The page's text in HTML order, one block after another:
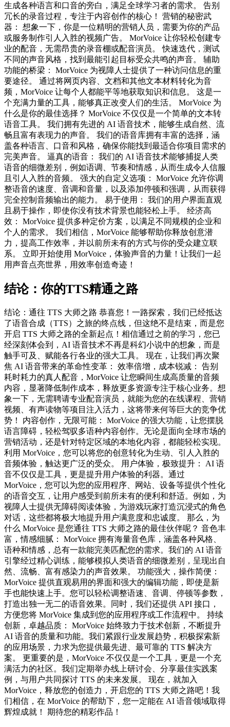
生成各种语言和口音的旁白，满足全球学习者的需求。 告别
冗长的录音过程，专注于内容创作的核心！ 营销的秘密武
器： 想象一下，你是一位精明的营销人员，需要为你的产品
或服务制作引人入胜的视频广告。 MorVoice 让你轻松创建专
业的配音，无需昂贵的录音棚或配音演员。 快速迭代，测试
不同的声音风格，找到最能引起目标受众共鸣的声音。 辅助
功能的桥梁： MorVoice 为视障人士提供了一种访问信息的重
要途径。 通过将网页内容、文档和其他文本材料转化为音
频，MorVoice 让每个人都能平等地获取知识和信息。 这是一
个充满力量的工具，能够真正改变人们的生活。 MorVoice 为
什么是你的最佳选择？ MorVoice 不仅仅是一个简单的文本转
语音工具。 我们拥有先进的 AI 语音技术，能够生成自然、流
畅且富有表现力的声音。 我们的语音库拥有丰富的选择，涵
盖各种语言、口音和风格，确保你能找到最适合你项目需求的
完美声音。 逼真的语音： 我们的 AI 语音技术能够捕捉人类
语音的细微差别，例如语调、节奏和情感，从而生成令人信服
且引人入胜的音频。 强大的自定义选项： MorVoice 允许你调
整语音的速度、音调和音量，以及添加停顿和强调，从而获得
完全控制音频输出的能力。 易于使用： 我们的用户界面直观
且易于操作，即使你没有技术背景也能轻松上手。 经济高
效： MorVoice 提供多种定价方案，以满足不同规模的企业和
个人的需求。 我们相信，MorVoice 能够帮助你释放创意潜
力，提高工作效率，并以前所未有的方式与你的受众建立联
系。 立即开始使用 MorVoice，体验声音的力量！让我们一起
用声音点亮世界，用效率创造奇迹！
结论：你的TTS精通之路
结论：通往 TTS 大师之路 恭喜您！一路探索，我们已经抵达
了语音合成（TTS）之旅的终点线，但这绝不是结束，而是您
开启 TTS 大师之路的全新起点！相信通过之前的学习，您已
经深刻体会到，AI 语音技术不再是科幻小说中的想象，而是
触手可及、赋能各行各业的强大工具。 现在，让我们再次聚
焦 AI 语音带来的革命性变革： 效率倍增，成本锐减： 告别
耗时耗力的真人配音，MorVoice 让您瞬间生成高质量的音频
内容，显著降低制作成本，释放更多资源专注于核心业务。想
象一下，无需聘请专业配音演员，就能为您的在线课程、营销
视频、有声读物等项目注入活力，这将带来何等巨大的竞争优
势！ 内容创作，无限可能： MorVoice 的强大功能，让您摆脱
语言障碍，轻松驾驭多语种内容创作。无论是面向全球市场的
营销活动，还是针对特定区域的本地化内容，都能轻松实现。
利用 MorVoice，您可以将您的创意转化为生动、引人入胜的
音频体验，触达更广泛的受众。 用户体验，极致提升： AI 语
音不仅仅是工具，更是提升用户体验的利器。通过
MorVoice，您可以为您的应用程序、网站、设备等提供个性化
的语音交互，让用户感受到前所未有的便利和舒适。例如，为
视障人士提供无障碍阅读体验，为游戏玩家打造沉浸式的角色
对话，这些都将极大地提升用户满意度和忠诚度。 那么，为
什么 MorVoice 是您通往 TTS 大师之路的最佳伙伴呢？ 音色丰
富，情感细腻： MorVoice 拥有海量音色库，涵盖各种风格、
语种和情感，总有一款能完美匹配您的需求。我们的 AI 语音
引擎经过精心训练，能够模拟人类语音的细微差别，呈现出自
然、流畅、富有感染力的声音效果。 功能强大，操作简便：
MorVoice 提供直观易用的界面和强大的编辑功能，即使是新
手也能快速上手。您可以轻松调整语速、音调、停顿等参数，
打造出独一无二的语音效果。同时，我们还提供 API 接口，
方便您将 MorVoice 集成到您的应用程序或工作流程中。 持续
创新，卓越品质： MorVoice 始终致力于技术创新，不断提升
AI 语音的质量和功能。我们紧跟行业发展趋势，积极探索新
的应用场景，力求为您提供最先进、最可靠的 TTS 解决方
案。 更重要的是，MorVoice 不仅仅是一个工具，更是一个充
满活力的社区。我们定期举办线上研讨会、分享最佳实践案
例，与用户共同探讨 TTS 的未来发展。 现在，就加入
MorVoice，释放您的创造力，开启您的 TTS 大师之路吧！我
们相信，在 MorVoice 的帮助下，您一定能在 AI 语音领域取得
辉煌成就！ 期待您的精彩作品！